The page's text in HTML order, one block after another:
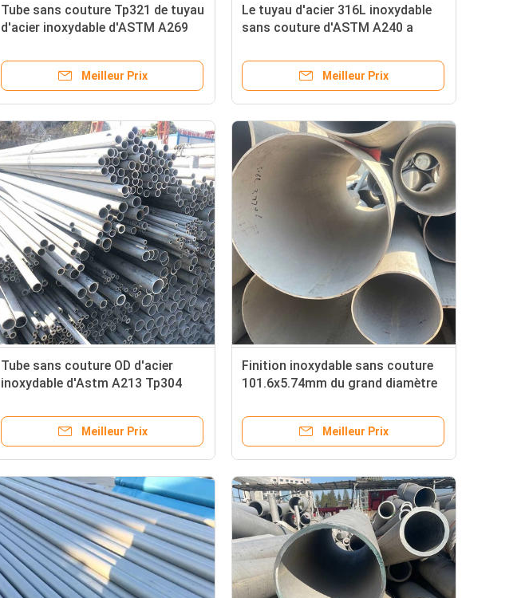
Tube sans couture Tp321 de tuyau
d'acier inoxydable d'ASTM A269
Meilleur Prix
Le tuyau d'acier 316L inoxydable
sans couture d'ASTM A240 a
Meilleur Prix
Tube sans couture OD d'acier
inoxydable d'Astm A213 Tp304
alimentaire
Meilleur Prix
Finition inoxydable sans couture
101.6x5.74mm du grand diamètre
Meilleur Prix